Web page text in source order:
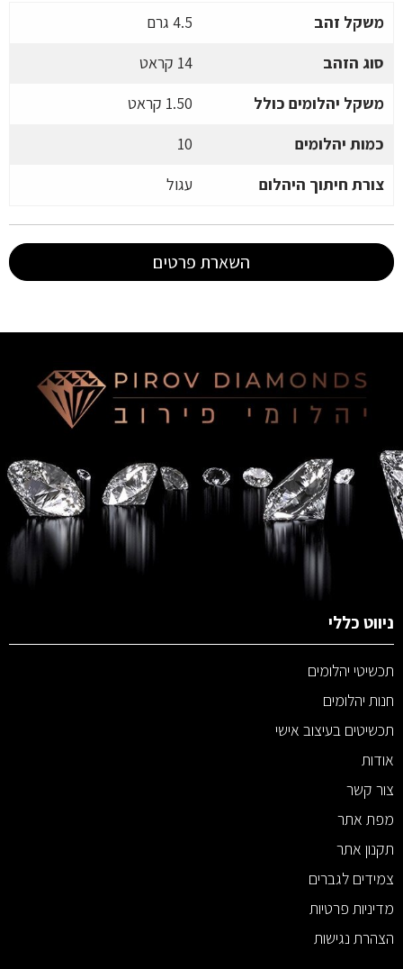
משקל זהב
4.5 גרם
סוג הזהב
14 קראט
משקל יהלומים כולל
1.50 קראט
כמות יהלומים
10
צורת חיתוך היהלום
עגול
השארת פרטים
ניווט כללי
תכשיטי יהלומים
חנות יהלומים
תכשיטים בעיצוב אישי
אודות
צור קשר
מפת אתר
תקנון אתר
צמידים לגברים
מדיניות פרטיות
הצהרת נגישות